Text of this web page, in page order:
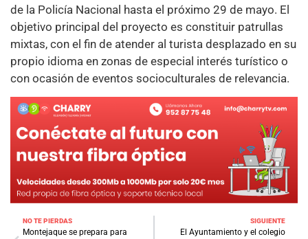
de la Policía Nacional hasta el próximo 29 de mayo. El
objetivo principal del proyecto es constituir patrullas
mixtas, con el fin de atender al turista desplazado en su
propio idioma en zonas de especial interés turístico o
con ocasión de eventos socioculturales de relevancia.
NO TE PIERDAS
Montejaque se prepara para
SIGUIENTE
El Ayuntamiento y el colegio